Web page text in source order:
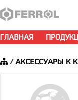
ГЛАВНАЯ
/АКСЕССУАРЫ К